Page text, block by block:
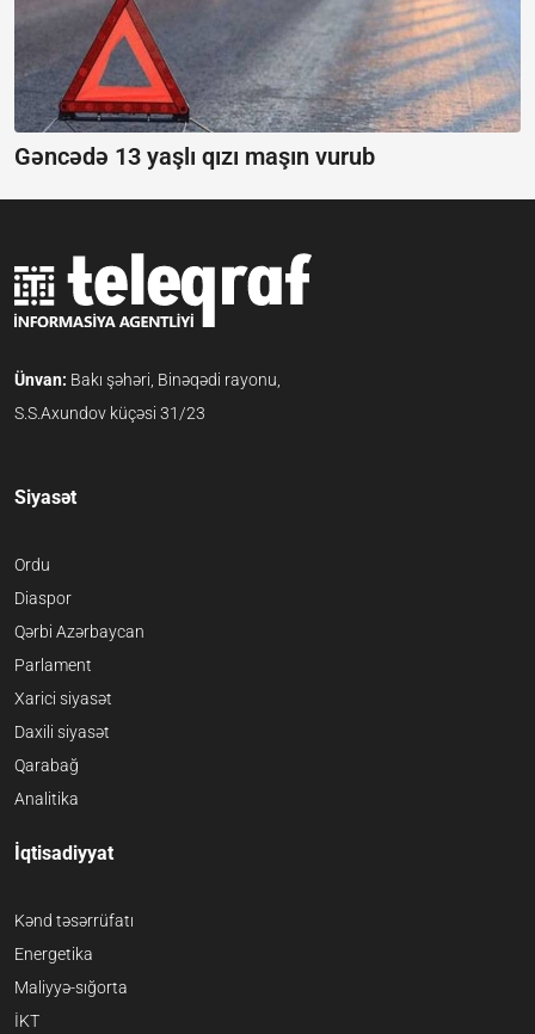
Gəncədə 13 yaşlı qızı maşın vurub
Ünvan: Bakı şəhəri, Binəqədi rayonu,
S.S.Axundov küçəsi 31/23
Siyasət
Ordu
Diaspor
Qərbi Azərbaycan
Parlament
Xarici siyasət
Daxili siyasət
Qarabağ
Analitika
İqtisadiyyat
Kənd təsərrüfatı
Energetika
Maliyyə-sığorta
İKT